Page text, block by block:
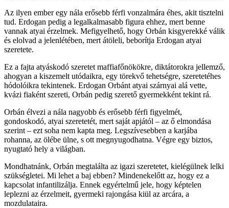
Az ilyen ember egy nála erősebb férfi vonzalmára éhes, akit tisztelni
tud. Erdogan pedig a legalkalmasabb figura ehhez, mert benne
vannak atyai érzelmek. Mefigyelhető, hogy Orbán kisgyerekké válik
és elolvad a jelenlétében, mert átöleli, beborítja Erdogan atyai
szeretete.
Ez a fajta atyáskodó szeretet maffiafőnökökre, diktátorokra jellemző,
ahogyan a kiszemelt utódaikra, egy törekvő tehetségre, szeretetéhes
hódolóikra tekintenek. Erdogan Orbánt atyai szárnyai alá vette,
kvázi fiaként szereti, Orbán pedig szerető gyermekként tekint rá.
Orbán élvezi a nála nagyobb és erősebb férfi figyelmét,
gondoskodó, atyai szeretetét, mert saját apjától – az ő elmondása
szerint – ezt soha nem kapta meg. Legszívesebben a karjába
rohanna, az ölébe ülne, s ott megnyugodhatna. Végre egy biztos,
nyugtató hely a világban.
Mondhatnánk, Orbán megtalálta az igazi szeretetet, kielégülnek lelki
szükségletei. Mi lehet a baj ebben? Mindenekelőtt az, hogy ez a
kapcsolat infantilizálja. Ennek egyértelmű jele, hogy képtelen
leplezni az érzelmeit, gyermeki rajongása kiül az arcára, a
mozdulataira.